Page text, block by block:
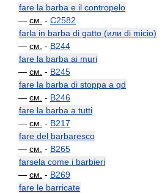
fare la barba e il contropelo
— см. - C2582
farla in barba di gatto (или di micio)
— см. - B244
fare la barba ai muri
— см. - B245
fare la barba di stoppa a qd
— см. - B246
fare la barba a tutti
— см. - B217
fare del barbaresco
— см. - B265
farsela come i barbieri
— см. - B269
fare le barricate